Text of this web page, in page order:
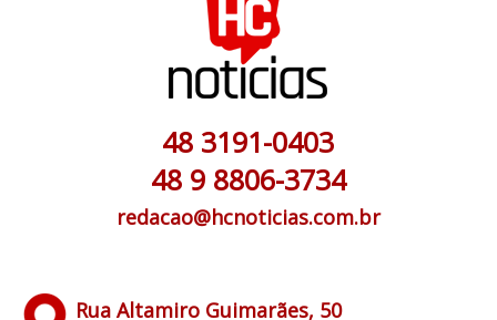
48 3191-0403
48 9 8806-3734
redacao@hcnoticias.com.br
Rua Altamiro Guimarães, 50